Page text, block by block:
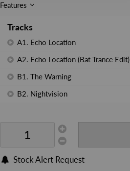
Features
Tracks
A1. Echo Location
A2. Echo Location (Bat Trance Edit)
B1. The Warning
B2. Nightvision
Stock Alert Request